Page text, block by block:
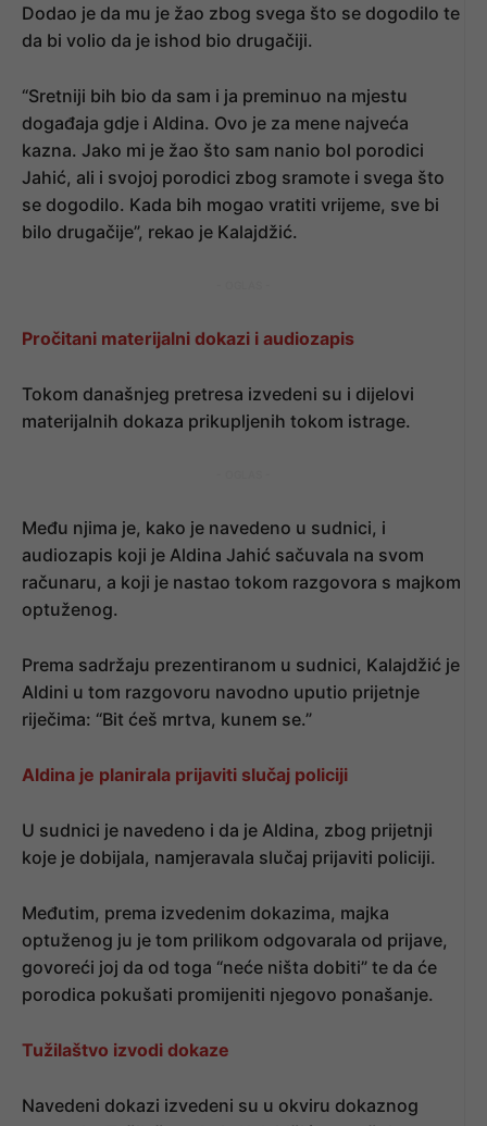
Dodao je da mu je žao zbog svega što se dogodilo te
da bi volio da je ishod bio drugačiji.
“Sretniji bih bio da sam i ja preminuo na mjestu
događaja gdje i Aldina. Ovo je za mene najveća
kazna. Jako mi je žao što sam nanio bol porodici
Jahić, ali i svojoj porodici zbog sramote i svega što
se dogodilo. Kada bih mogao vratiti vrijeme, sve bi
bilo drugačije”, rekao je Kalajdžić.
Pročitani materijalni dokazi i audiozapis
Tokom današnjeg pretresa izvedeni su i dijelovi
materijalnih dokaza prikupljenih tokom istrage.
Među njima je, kako je navedeno u sudnici, i
audiozapis koji je Aldina Jahić sačuvala na svom
računaru, a koji je nastao tokom razgovora s majkom
optuženog.
Prema sadržaju prezentiranom u sudnici, Kalajdžić je
Aldini u tom razgovoru navodno uputio prijetnje
riječima: “Bit ćeš mrtva, kunem se.”
Aldina je planirala prijaviti slučaj policiji
U sudnici je navedeno i da je Aldina, zbog prijetnji
koje je dobijala, namjeravala slučaj prijaviti policiji.
Međutim, prema izvedenim dokazima, majka
optuženog ju je tom prilikom odgovarala od prijave,
govoreći joj da od toga “neće ništa dobiti” te da će
porodica pokušati promijeniti njegovo ponašanje.
Tužilaštvo izvodi dokaze
Navedeni dokazi izvedeni su u okviru dokaznog